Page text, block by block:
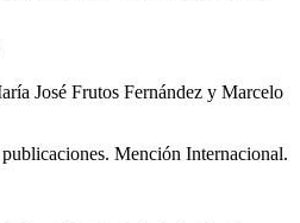
José Frutos Fernández y Marcelo
Mención Internacional.